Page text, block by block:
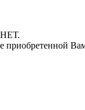
НЕТ.